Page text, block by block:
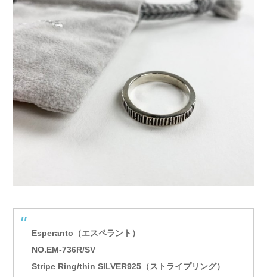
Esperanto（エスペラント）
NO.EM-736R/SV
Stripe Ring/thin SILVER925（ストライプリング）